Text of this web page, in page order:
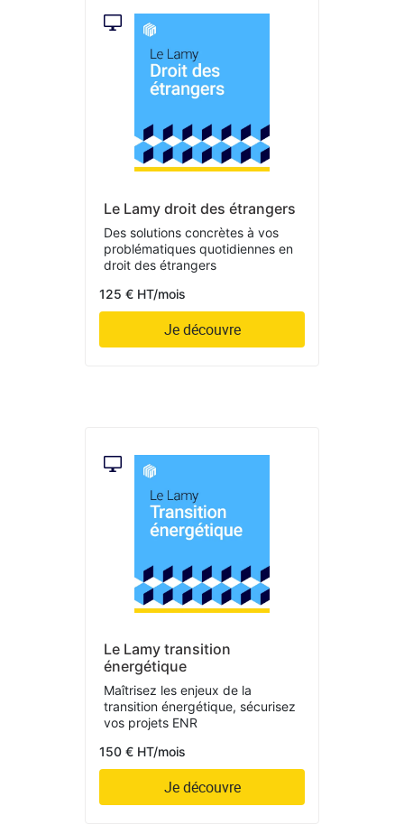
Le Lamy droit des étrangers
Des solutions concrètes à vos
problématiques quotidiennes en
droit des étrangers
125 € HT/mois
Je découvre
Le Lamy transition
énergétique
Maîtrisez les enjeux de la
transition énergétique, sécurisez
vos projets ENR
150 € HT/mois
Je découvre